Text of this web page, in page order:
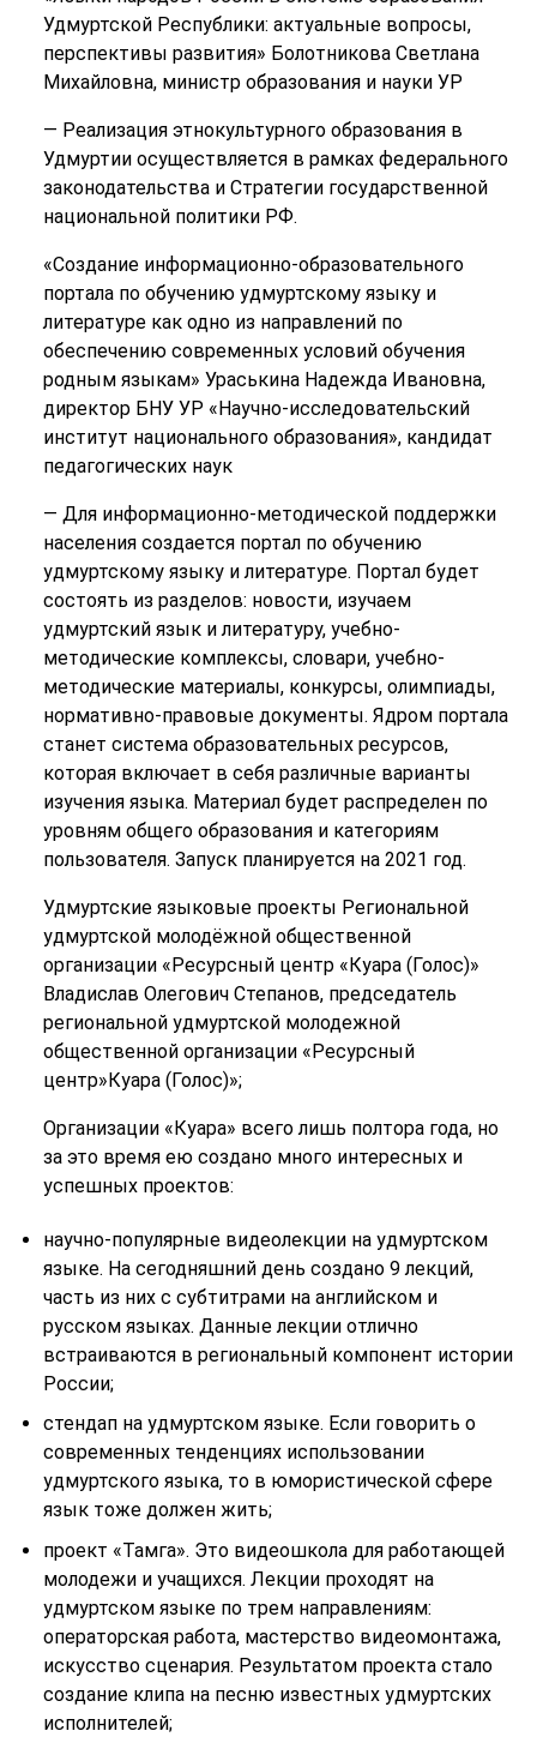
Удмуртской Республики: актуальные вопросы,
перспективы развития» Болотникова Светлана
Михайловна, министр образования и науки УР
— Реализация этнокультурного образования в
Удмуртии осуществляется в рамках федерального
законодательства и Стратегии государственной
национальной политики РФ.
«Создание информационно-образовательного
портала по обучению удмуртскому языку и
литературе как одно из направлений по
обеспечению современных условий обучения
родным языкам» Ураськина Надежда Ивановна,
директор БНУ УР «Научно-исследовательский
институт национального образования», кандидат
педагогических наук
— Для информационно-методической поддержки
населения создается портал по обучению
удмуртскому языку и литературе. Портал будет
состоять из разделов: новости, изучаем
удмуртский язык и литературу, учебно-
методические комплексы, словари, учебно-
методические материалы, конкурсы, олимпиады,
нормативно-правовые документы. Ядром портала
станет система образовательных ресурсов,
которая включает в себя различные варианты
изучения языка. Материал будет распределен по
уровням общего образования и категориям
пользователя. Запуск планируется на 2021 год.
Удмуртские языковые проекты Региональной
удмуртской молодёжной общественной
организации «Ресурсный центр «Куара (Голос)»
Владислав Олегович Степанов, председатель
региональной удмуртской молодежной
общественной организации «Ресурсный
центр»Куара (Голос)»;
Организации «Куара» всего лишь полтора года, но
за это время ею создано много интересных и
успешных проектов:
научно-популярные видеолекции на удмуртском
языке. На сегодняшний день создано 9 лекций,
часть из них с субтитрами на английском и
русском языках. Данные лекции отлично
встраиваются в региональный компонент истории
России;
стендап на удмуртском языке. Если говорить о
современных тенденциях использовании
удмуртского языка, то в юмористической сфере
язык тоже должен жить;
проект «Тамга». Это видеошкола для работающей
молодежи и учащихся. Лекции проходят на
удмуртском языке по трем направлениям:
операторская работа, мастерство видеомонтажа,
искусство сценария. Результатом проекта стало
создание клипа на песню известных удмуртских
исполнителей;